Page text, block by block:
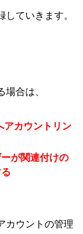
ていきます。
合は、
アカウントリン
が関連付けの
カウントの管理